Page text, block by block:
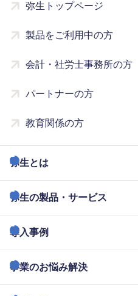
弥生トップページ
製品をご利用中の方
会計・社労士事務所の方
パートナーの方
教育関係の方
弥生とは
弥生の製品・サービス
導入事例
事業のお悩み解決